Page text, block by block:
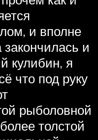
и вполне
закончилась и
кулибин, я
что под руку
рыболовной
толстой